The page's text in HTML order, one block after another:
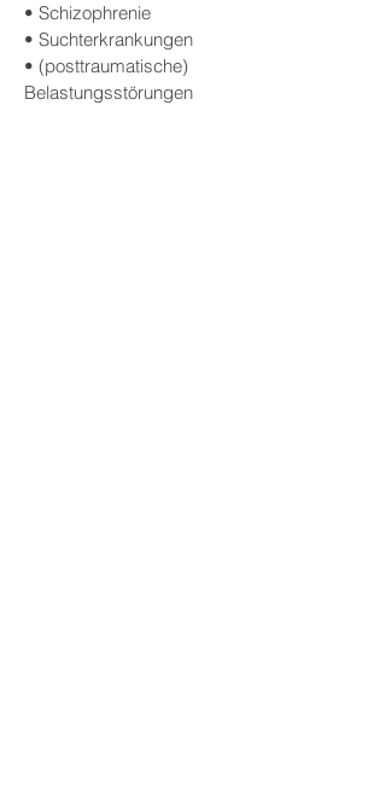
• Schizophrenie
• Suchterkrankungen
• (posttraumatische)
Belastungsstörungen